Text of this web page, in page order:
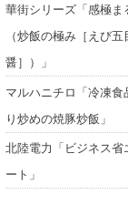
華街シリーズ「感極ま
（炒飯の極み［えび五
醤］）」
マルハニチロ「冷凍
り炒めの焼豚炒飯」
北陸電力「ビジネス省
ート」